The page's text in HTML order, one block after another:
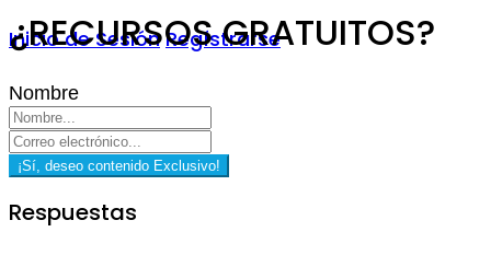
Inicio de Sesión Regístrarse
¿RECURSOS GRATUITOS?
Nombre
¡Sí, deseo contenido Exclusivo!
Respuestas